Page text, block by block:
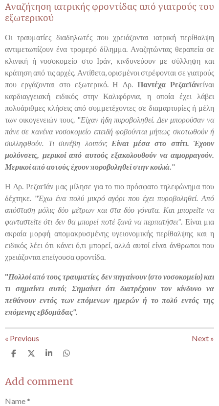
Αναζήτηση ιατρικής φροντίδας από γιατρούς του
εξωτερικού
Οι τραυματίες διαδηλωτές που χρειάζονται ιατρική περίθαλψη
αντιμετωπίζουν ένα τρομερό δίλημμα. Αναζητώντας θεραπεία σε
κλινική ή νοσοκομείο στο Ιράν, κινδυνεύουν με σύλληψη και
κράτηση από τις αρχές. Αντίθετα, ορισμένοι στρέφονται σε γιατρούς
που εργάζονται στο εξωτερικό. Η Δρ.Παντέχα Ρεζαεϊάνείναι
καρδιαγγειακή ειδικός στην Καλιφόρνια, η οποία έχει λάβει
πολυάριθμες κλήσεις από συμμετέχοντες σε διαμαρτυρίες ή μέλη
των οικογενειών τους. "Είχαν ήδη πυροβοληθεί. Δεν μπορούσαν να
πάνε σε κανένα νοσοκομείο επειδή φοβούνται μήπως σκοτωθούν ή
συλληφθούν. Τι συνέβη λοιπόν; Είναι μέσα στο σπίτι. Έχουν
μολύνσεις, μερικοί από αυτούς εξακολουθούν να αιμορραγούν.
Μερικοί από αυτούς έχουν πυροβοληθεί στην κοιλιά."
Η Δρ. Ρεζαεϊάν μας μίλησε για το πιο πρόσφατο τηλεφώνημα που
δέχτηκε. "Έχω ένα πολύ μικρό αγόρι που έχει πυροβοληθεί. Από
απόσταση μόλις δύο μέτρων και στα δύο γόνατα. Και μπορείτε να
φανταστείτε ότι δεν θα μπορεί ποτέ ξανά να περπατήσει". Είναι μια
ακραία μορφή απομακρυσμένης υγειονομικής περίθαλψης και η
ειδικός λέει ότι κάνει ό,τι μπορεί, αλλά αυτοί είναι άνθρωποι που
χρειάζονται επείγουσα φροντίδα.
"Πολλοί από τους τραυματίες δεν πηγαίνουν (στο νοσοκομείο) και
τι σημαίνει αυτό; Σημαίνει ότι διατρέχουν τον κίνδυνο να
πεθάνουν εντός των επόμενων ημερών ή το πολύ εντός της
επόμενης εβδομάδας".
« Previous Next »
S
r
e
S
r
e
S
r
e
S
r
e
Add comment
Name *